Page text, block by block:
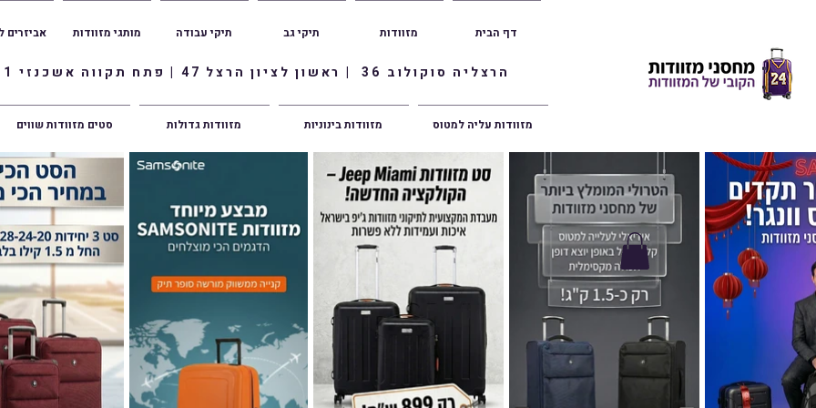
הרצליה סוקולוב 36 | ראשון לציון הרצל 47 | פתח תקווה אשכנזי 1
אביזרים מותגי מזוודות תיקי עבודה תיקי גב מזוודות דף הבית
סטים מזוודות שווים מזוודות גדולות מזוודות בינוניות מזוודות עליה למטוס